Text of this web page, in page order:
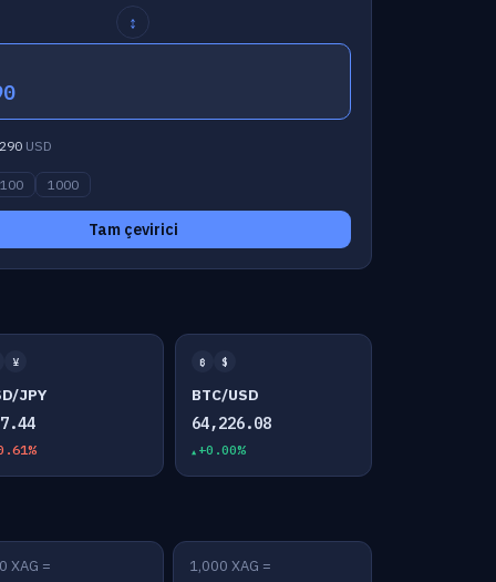
↕
USD
100 1000
Tam çevirici
¥
JPY
₿ $
BTC/USD
64,226.08
+0.00%
XAG = 1,000 XAG =